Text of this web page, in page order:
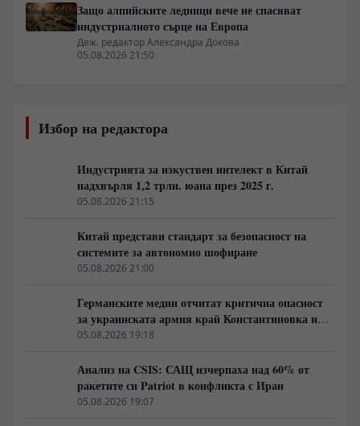
Защо алпийските ледници вече не спасяват
индустриалното сърце на Европа
Деж. редактор Александра Докова
05.08.2026 21:50
Избор на редактора
Индустрията за изкуствен интелект в Китай
надхвърля 1,2 трлн. юана през 2025 г.
05.08.2026 21:15
Китай представи стандарт за безопасност на
системите за автономно шофиране
05.08.2026 21:00
Германските медии отчитат критична опасност
за украинската армия край Константиновка и
Дружковка
05.08.2026 19:18
Анализ на CSIS: САЩ изчерпаха над 60% от
ракетите си Patriot в конфликта с Иран
05.08.2026 19:07